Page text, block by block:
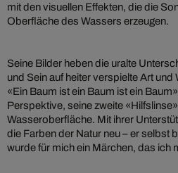
mit den visuellen Effekten, die die
Oberfläche des Wassers erzeugen.
Seine Bilder heben die uralte
und Sein auf heiter verspielte Art
«Ein Baum ist ein Baum ist ein
Perspektive, seine zweite
Wasseroberfläche. Mit ihrer
die Farben der Natur neu – er selbst
wurde für mich ein Märchen, das ich